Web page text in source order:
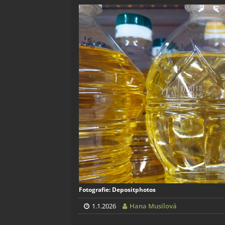
Fotografie: Depositphotos
1.1.2026 Hana Musilová